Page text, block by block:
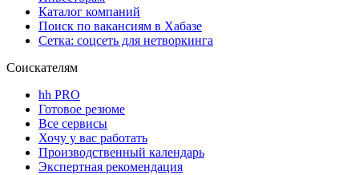
Каталог компаний
Поиск по вакансиям в Хабазе
Сетка: соцсеть для нетворкинга
Соискателям
hh PRO
Готовое резюме
Все сервисы
Хочу у вас работать
Производственный календарь
Экспертная рекомендация